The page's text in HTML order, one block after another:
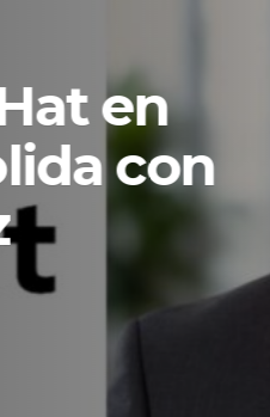
en
con